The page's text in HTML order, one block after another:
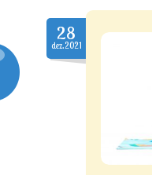
28
dez.2021